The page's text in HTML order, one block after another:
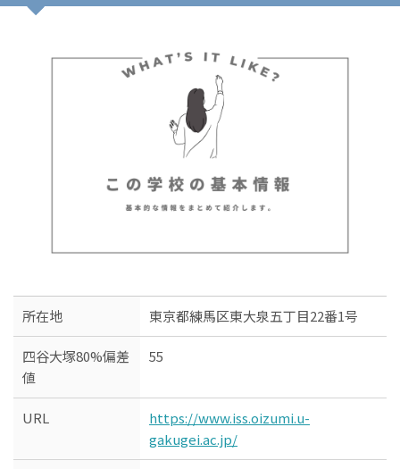
所在地 東京都練馬区東大泉五丁目22番1号
四谷大塚80%偏差
値
55
URL
https://www.iss.oizumi.u-
gakugei.ac.jp/